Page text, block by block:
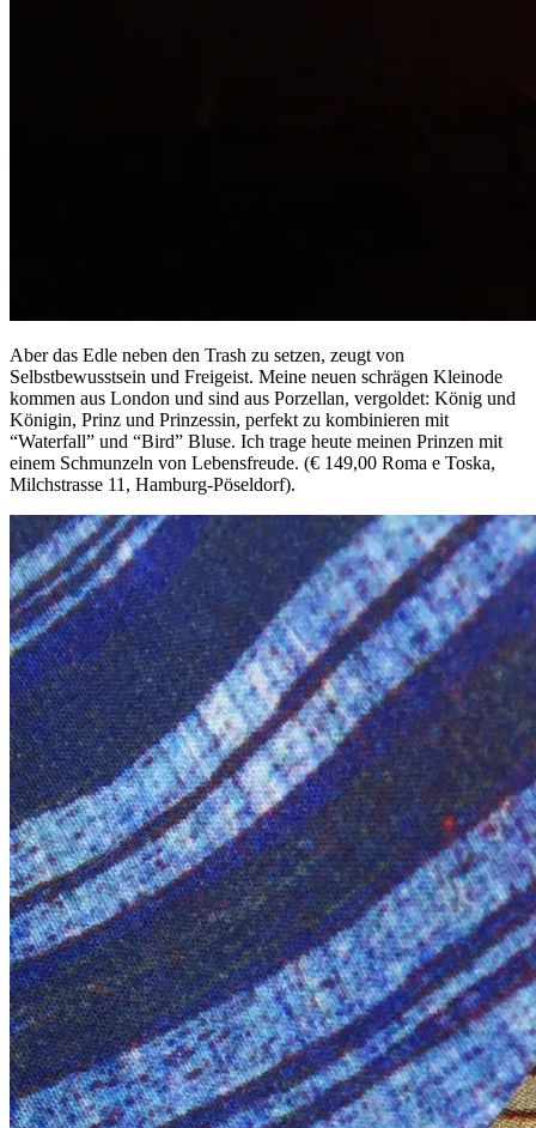
Aber das Edle neben den Trash zu setzen, zeugt von
Selbstbewusstsein und Freigeist. Meine neuen schrägen Kleinode
kommen aus London und sind aus Porzellan, vergoldet: König und
Königin, Prinz und Prinzessin, perfekt zu kombinieren mit
“Waterfall” und “Bird” Bluse. Ich trage heute meinen Prinzen mit
einem Schmunzeln von Lebensfreude. (€ 149,00 Roma e Toska,
Milchstrasse 11, Hamburg-Pöseldorf).